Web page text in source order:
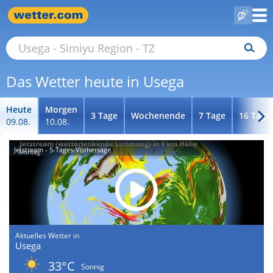
Das Wetter heute in Usega
Heute
09.08.
Morgen
10.08.
3 Tage Wochenende 7 Tage 16 Tage
Jetstream - 5-Tages-Vorhersage
Aktuelles Wetter in
Usega
33°C
Sonnig